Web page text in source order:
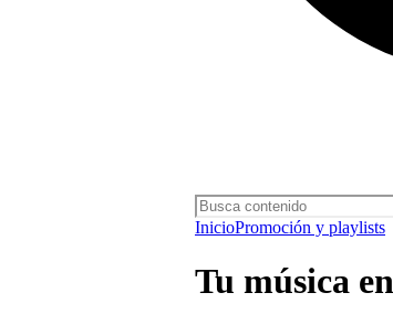
InicioPromoción y playlists
Tu música